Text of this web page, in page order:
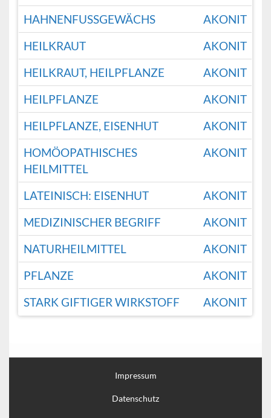
HAHNENFUSSGEWÄCHS
AKONIT
HEILKRAUT
AKONIT
HEILKRAUT, HEILPFLANZE
AKONIT
HEILPFLANZE
AKONIT
HEILPFLANZE, EISENHUT
AKONIT
HOMÖOPATHISCHES
HEILMITTEL
AKONIT
LATEINISCH: EISENHUT
AKONIT
MEDIZINISCHER BEGRIFF
AKONIT
NATURHEILMITTEL
AKONIT
PFLANZE
AKONIT
STARK GIFTIGER WIRKSTOFF
AKONIT
Impressum
Datenschutz